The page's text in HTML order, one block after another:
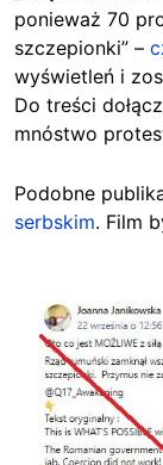
ponieważ 70
szczepionki” –
wyświetleń i
Do treści
mnóstwo
Podobne
serbskim. Film
Image